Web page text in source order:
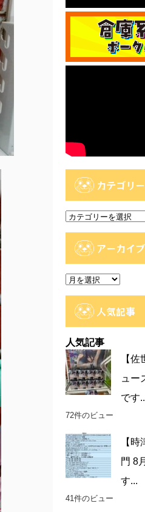
カテゴリー
カ
アーカイブ
ア
人気記事
人気記事
【
ュー
です
72件のビュー
【
門 8
す...
41件のビュー